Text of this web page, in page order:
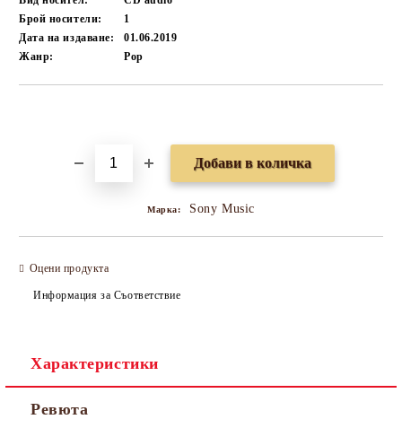
Брой носители:
1
Дата на издаване:
01.06.2019
Жанр:
Pop
Марка: Sony Music
Оцени продукта
Информация за Съответствие
Характеристики
Ревюта